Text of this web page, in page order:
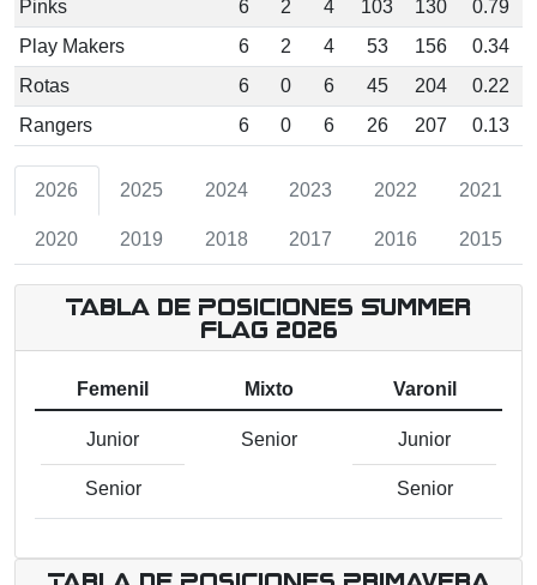
Pinks
6 2 4 103 130
0.79
Play Makers
6 2 4 53 156
0.34
Rotas
6 0 6 45 204
0.22
Rangers
6 0 6 26 207 0.13
2026 2025 2024 2023 2022 2021
2020 2019 2018 2017 2016 2015
Tabla de Posiciones Summer
Flag 2026
Femenil Mixto Varonil
Junior
Senior
Senior Junior
Senior
Tabla de Posiciones Primavera